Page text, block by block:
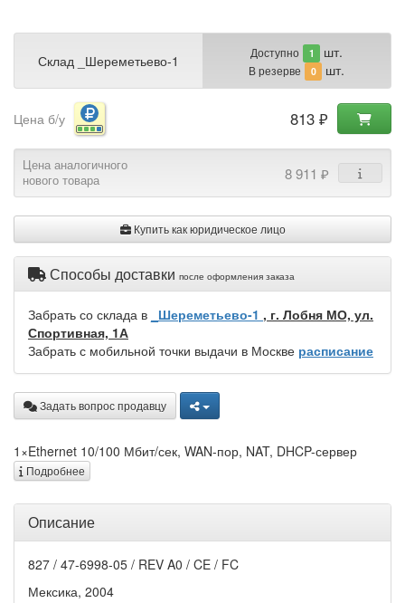
Склад _Шереметьево-1 Доступно 1 шт.
В резерве 0 шт.
Цена б/у 813 ₽
Цена аналогичного
нового товара
8 911 ₽
Купить как юридическое лицо
Способы доставки после оформления заказа
Забрать со склада в _Шереметьево-1 , г. Лобня МО, ул.
Спортивная, 1А
Забрать с мобильной точки выдачи в Москве расписание
Задать вопрос продавцу
1×Ethernet 10/100 Мбит/сек, WAN-пор, NAT, DHCP-сервер
Подробнее
Описание
827 / 47-6998-05 / REV A0 / CE / FC
Мексика, 2004